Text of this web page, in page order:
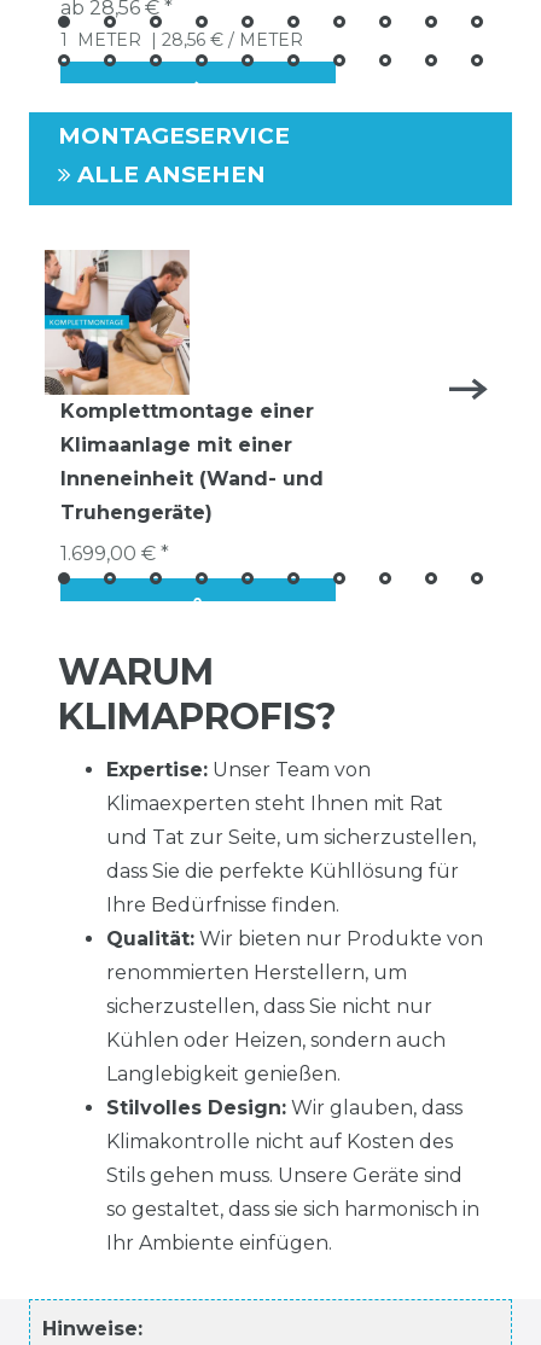
ab 28,56 € *
1 METER | 28,56 € / METER
MONTAGESERVICE
ALLE ANSEHEN
Komplettmontage einer
Klimaanlage mit einer
Inneneinheit (Wand- und
Truhengeräte)
1.699,00 € *
WARUM
KLIMAPROFIS?
Expertise: Unser Team von
Klimaexperten steht Ihnen mit Rat
und Tat zur Seite, um sicherzustellen,
dass Sie die perfekte Kühllösung für
Ihre Bedürfnisse finden.
Qualität: Wir bieten nur Produkte von
renommierten Herstellern, um
sicherzustellen, dass Sie nicht nur
Kühlen oder Heizen, sondern auch
Langlebigkeit genießen.
Stilvolles Design: Wir glauben, dass
Klimakontrolle nicht auf Kosten des
Stils gehen muss. Unsere Geräte sind
so gestaltet, dass sie sich harmonisch in
Ihr Ambiente einfügen.
Hinweise: